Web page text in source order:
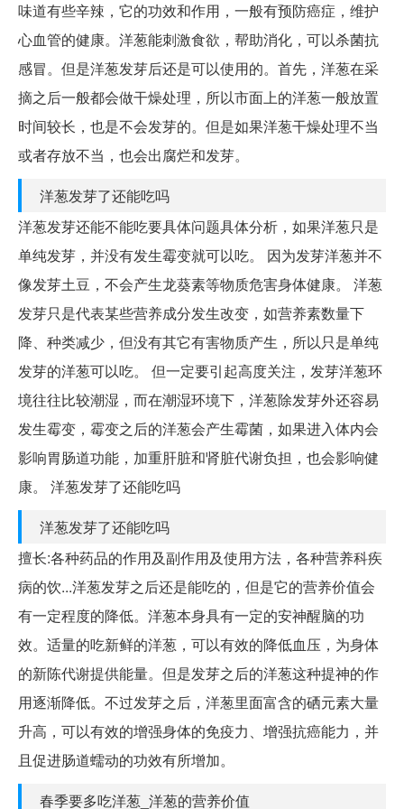
味道有些辛辣，它的功效和作用，一般有预防癌症，维护
心血管的健康。洋葱能刺激食欲，帮助消化，可以杀菌抗
感冒。但是洋葱发芽后还是可以使用的。首先，洋葱在采
摘之后一般都会做干燥处理，所以市面上的洋葱一般放置
时间较长，也是不会发芽的。但是如果洋葱干燥处理不当
或者存放不当，也会出腐烂和发芽。
洋葱发芽了还能吃吗
洋葱发芽还能不能吃要具体问题具体分析，如果洋葱只是
单纯发芽，并没有发生霉变就可以吃。 因为发芽洋葱并不
像发芽土豆，不会产生龙葵素等物质危害身体健康。 洋葱
发芽只是代表某些营养成分发生改变，如营养素数量下
降、种类减少，但没有其它有害物质产生，所以只是单纯
发芽的洋葱可以吃。 但一定要引起高度关注，发芽洋葱环
境往往比较潮湿，而在潮湿环境下，洋葱除发芽外还容易
发生霉变，霉变之后的洋葱会产生霉菌，如果进入体内会
影响胃肠道功能，加重肝脏和肾脏代谢负担，也会影响健
康。 洋葱发芽了还能吃吗
洋葱发芽了还能吃吗
擅长:各种药品的作用及副作用及使用方法，各种营养科疾
病的饮...洋葱发芽之后还是能吃的，但是它的营养价值会
有一定程度的降低。洋葱本身具有一定的安神醒脑的功
效。适量的吃新鲜的洋葱，可以有效的降低血压，为身体
的新陈代谢提供能量。但是发芽之后的洋葱这种提神的作
用逐渐降低。不过发芽之后，洋葱里面富含的硒元素大量
升高，可以有效的增强身体的免疫力、增强抗癌能力，并
且促进肠道蠕动的功效有所增加。
春季要多吃洋葱_洋葱的营养价值